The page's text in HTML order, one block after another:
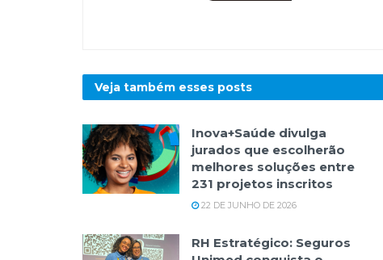
Veja também esses posts
Inova+Saúde divulga
jurados que escolherão
melhores soluções entre
231 projetos inscritos
22 DE JUNHO DE 2026
RH Estratégico: Seguros